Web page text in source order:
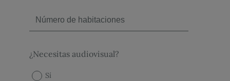
¿Necesitas audiovisual?
Sí